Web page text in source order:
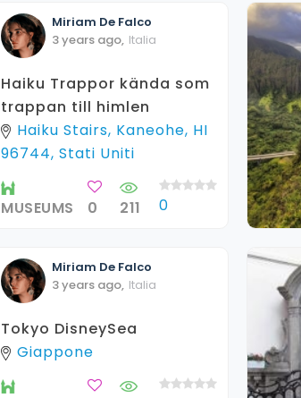
Miriam De Falco
3 years ago, Italia
Haiku Trappor kända som
trappan till himlen
Haiku Stairs, Kaneohe, HI
96744, Stati Uniti
MUSEUMS 0 211 0
Miriam De Falco
3 years ago, Italia
Tokyo DisneySea
Giappone